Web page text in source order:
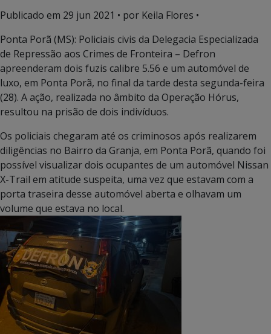
Publicado em 29 jun 2021 • por Keila Flores •
Ponta Porã (MS): Policiais civis da Delegacia Especializada
de Repressão aos Crimes de Fronteira – Defron
apreenderam dois fuzis calibre 5.56 e um automóvel de
luxo, em Ponta Porã, no final da tarde desta segunda-feira
(28). A ação, realizada no âmbito da Operação Hórus,
resultou na prisão de dois indivíduos.
Os policiais chegaram até os criminosos após realizarem
diligências no Bairro da Granja, em Ponta Porã, quando foi
possível visualizar dois ocupantes de um automóvel Nissan
X-Trail em atitude suspeita, uma vez que estavam com a
porta traseira desse automóvel aberta e olhavam um
volume que estava no local.